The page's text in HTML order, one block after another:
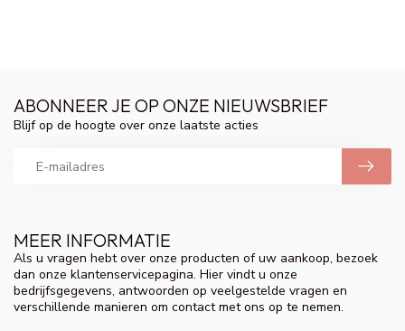
MEER INFORMATIE
Als u vragen hebt over onze producten of uw aankoop, bezoek
dan onze klantenservicepagina. Hier vindt u onze
bedrijfsgegevens, antwoorden op veelgestelde vragen en
verschillende manieren om contact met ons op te nemen.
ABONNEER JE OP ONZE NIEUWSBRIEF
Blijf op de hoogte over onze laatste acties